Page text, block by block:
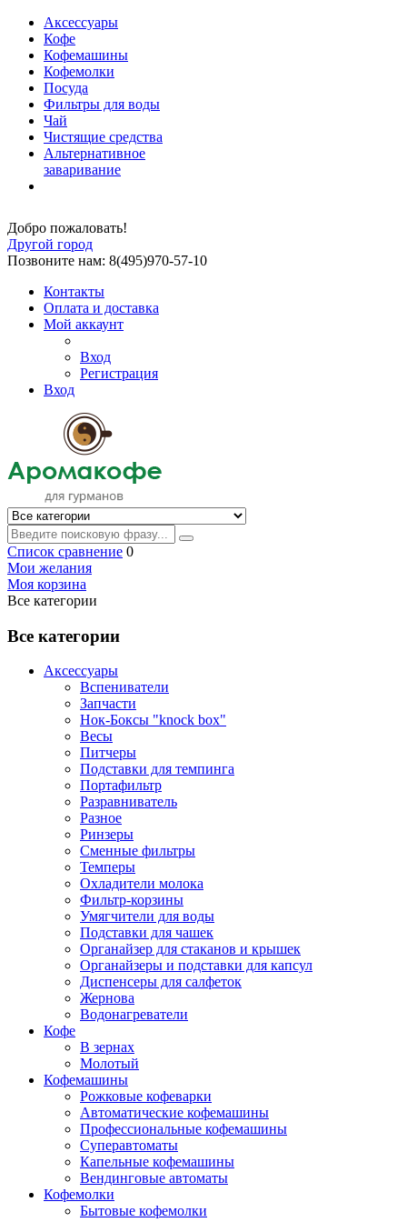
Аксессуары
Кофе
Кофемашины
Кофемолки
Посуда
Фильтры для воды
Чай
Чистящие средства
Альтернативное
заваривание
Добро пожаловать!
Другой город
Позвоните нам: 8(495)970-57-10
Контакты
Оплата и доставка
Мой аккаунт
Вход
Регистрация
Вход
Список сравнение 0
Мои желания
Моя корзина
Все категории
Все категории
Аксессуары
Вспениватели
Запчасти
Нок-Боксы "knock box"
Весы
Питчеры
Подставки для темпинга
Портафильтр
Разравниватель
Разное
Ринзеры
Сменные фильтры
Темперы
Охладители молока
Фильтр-корзины
Умягчители для воды
Подставки для чашек
Органайзер для стаканов и крышек
Органайзеры и подставки для капсул
Диспенсеры для салфеток
Жернова
Водонагреватели
Кофе
В зернах
Молотый
Кофемашины
Рожковые кофеварки
Автоматические кофемашины
Профессиональные кофемашины
Суперавтоматы
Капельные кофемашины
Вендинговые автоматы
Кофемолки
Бытовые кофемолки